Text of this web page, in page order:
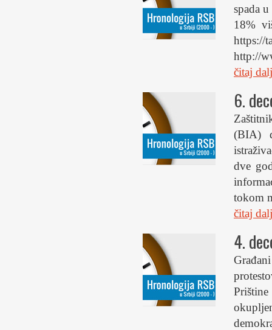
spada
18%
https://
http://
čitaj
6.
(BIA)
dve
tokom
čitaj
4.